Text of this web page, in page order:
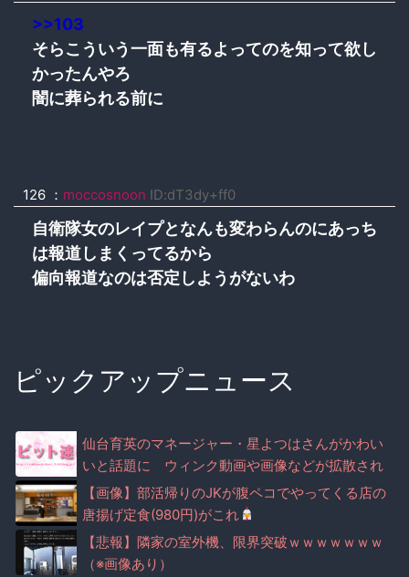
>>103
そらこういう一面も有るよってのを知って欲し
かったんやろ
闇に葬られる前に
126 ： moccosnoon ID:dT3dy+ff0
自衛隊女のレイプとなんも変わらんのにあっち
は報道しまくってるから
偏向報道なのは否定しようがないわ
ピックアップニュース
仙台育英のマネージャー・星よつはさんがかわい
いと話題に ウィンク動画や画像などが拡散され
る（※画像・動画あり）
【画像】部活帰りのJKが腹ペコでやってくる店の
唐揚げ定食(980円)がこれ
【悲報】隣家の室外機、限界突破ｗｗｗｗｗｗｗ
（※画像あり）